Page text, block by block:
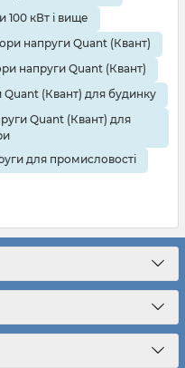
100 кВт і вище
напруги Quant (Квант)
напруги Quant (Квант)
Quant (Квант) для будинку
Quant (Квант) для
для промисловості